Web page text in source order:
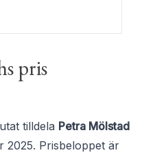
debuterade 2006 med
pris
tilldela Petra Mölstad
Prisbeloppet är